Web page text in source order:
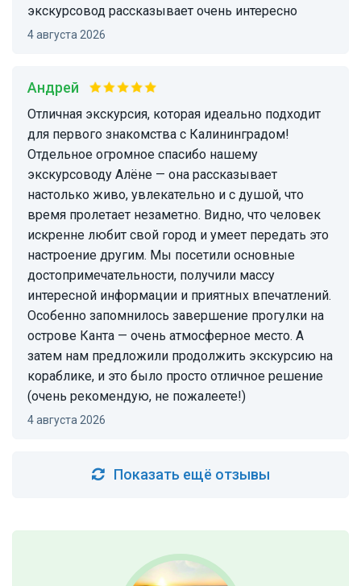
экскурсовод рассказывает очень интересно
4 августа 2026
Андрей
Отличная экскурсия, которая идеально подходит
для первого знакомства с Калининградом!
Отдельное огромное спасибо нашему
экскурсоводу Алёне — она рассказывает
настолько живо, увлекательно и с душой, что
время пролетает незаметно. Видно, что человек
искренне любит свой город и умеет передать это
настроение другим. Мы посетили основные
достопримечательности, получили массу
интересной информации и приятных впечатлений.
Особенно запомнилось завершение прогулки на
острове Канта — очень атмосферное место. А
затем нам предложили продолжить экскурсию на
кораблике, и это было просто отличное решение
(очень рекомендую, не пожалеете!)
4 августа 2026
Показать ещё отзывы